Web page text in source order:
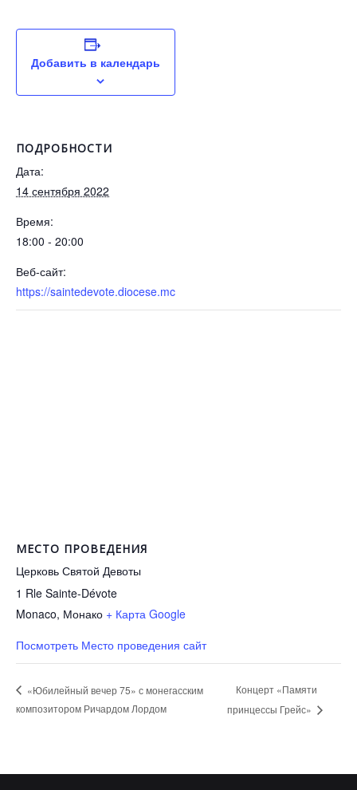
Добавить в календарь
ПОДРОБНОСТИ
Дата:
14 сентября 2022
Время:
18:00 - 20:00
Веб-сайт:
https://saintedevote.diocese.mc
МЕСТО ПРОВЕДЕНИЯ
Церковь Святой Девоты
1 Rle Sainte-Dévote
Monaco, Монако + Карта Google
Посмотреть Место проведения сайт
«Юбилейный вечер 75» с монегасским
композитором Ричардом Лордом
Концерт «Памяти
принцессы Грейс»